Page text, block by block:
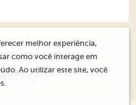
Todos os direitos reservados.
melhor experiência,
como você interage em
Ao utilizar este site, você